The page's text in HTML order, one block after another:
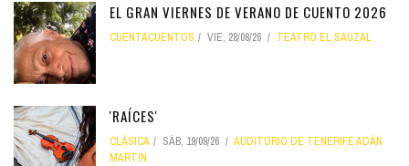
EL GRAN VIERNES DE VERANO DE CUENTO 2026
CUENTACUENTOS VIE, 28/08/26 TEATRO EL SAUZAL
'RAÍCES'
CLÁSICA SÁB, 19/09/26
AUDITORIO DE TENERIFE ADÁN
MARTÍN